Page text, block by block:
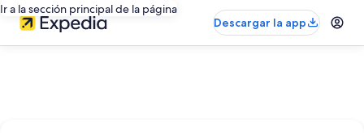
Ir a la sección principal de la página
Descargar la app